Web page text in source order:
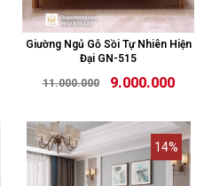
Giường Ngủ Gỗ Sồi Tự Nhiên Hiện
Đại GN-515
11.000.000
9.000.000
14%